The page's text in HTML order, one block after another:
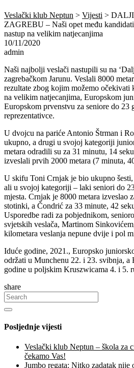
Veslački klub Neptun > Vijesti >
ZAGREBU – Naši opet među
nastup na velikim natjecanjima
10/11/2020
admin
Naši najbolji veslači nastupili su na
zagrebačkom Jarunu. Veslali 8000
rezultate zbog kojim možemo očekivati
na velikim natjecanjima, Europskom
Europskom prvenstvu za seniore do 23
reprezentativce.
U dvojcu na pariće Antonio Štrman i
ukupno, a drugi u svojoj kategoriji
metara odradili su za 31 minutu, 14
izveslali prvih 2000 metara (7 minuta,
U skifu Toni Crnjak je bio ukupno
ali u svojoj kategoriji – laki seniori do
mjesta. Crnjak je 8000 metara izveslao
stotinki, a Čondrić za 33 minute, 42
Usporedbe radi za pobjednikom,
svjetskih veslača, Martinom
kilometara veslanja nepune dvije i pol
Iduće godine, 2021., Europsko
održati u Munchenu 22. i 23. svibnja, a
godine u poljskim Kruszwicama 4. i 5.
share
Posljednje vijesti
Veslački klub Neptun – škola za
čekamo Vas!
Jumbo regata: Nitko zadatak nije